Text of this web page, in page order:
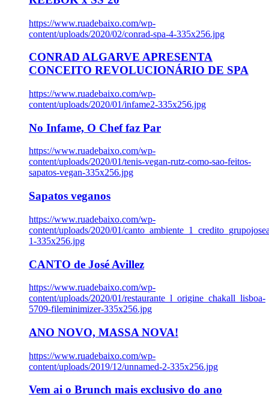
https://www.ruadebaixo.com/wp-
content/uploads/2020/02/conrad-spa-4-335x256.jpg
CONRAD ALGARVE APRESENTA
CONCEITO REVOLUCIONÁRIO DE SPA
https://www.ruadebaixo.com/wp-
content/uploads/2020/01/infame2-335x256.jpg
No Infame, O Chef faz Par
https://www.ruadebaixo.com/wp-
content/uploads/2020/01/tenis-vegan-rutz-como-sao-feitos-
sapatos-vegan-335x256.jpg
Sapatos veganos
https://www.ruadebaixo.com/wp-
content/uploads/2020/01/
1-335x256.jpg
CANTO de José Avillez
https://www.ruadebaixo.com/wp-
content/uploads/2020/01/restaurante_l_origine_chakall_lisboa-
5709-fileminimizer-335x256.jpg
ANO NOVO, MASSA NOVA!
https://www.ruadebaixo.com/wp-
content/uploads/2019/12/unnamed-2-335x256.jpg
Vem ai o Brunch mais exclusivo do ano